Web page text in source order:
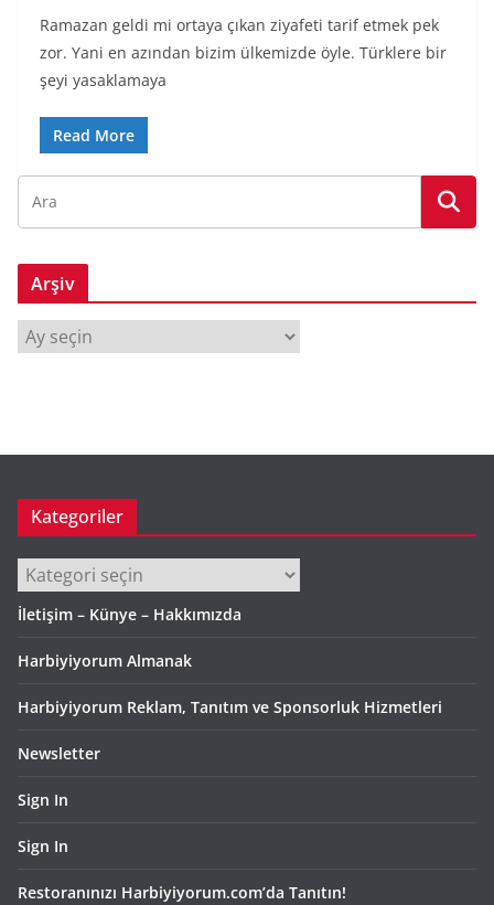
Ramazan geldi mi ortaya çıkan ziyafeti tarif etmek pek
zor. Yani en azından bizim ülkemizde öyle. Türklere bir
şeyi yasaklamaya
Read More
Arşiv
r
Kategoriler
Kategoriler
İletişim – Künye – Hakkımızda
Harbiyiyorum Almanak
Harbiyiyorum Reklam, Tanıtım ve Sponsorluk Hizmetleri
Newsletter
Sign In
Sign In
Restoranınızı Harbiyiyorum.com’da Tanıtın!